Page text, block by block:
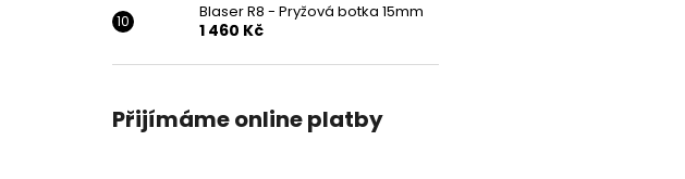
Blaser R8 - Pryžová botka 15mm
1 460 Kč
Přijímáme online platby